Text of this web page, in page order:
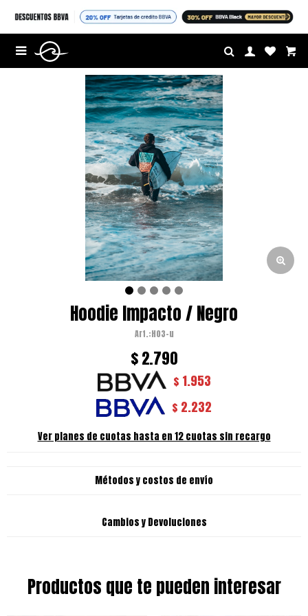


Hoodie Impacto / Negro
H03-u
$2.790
$ 1.953
$ 2.232
Ver planes de cuotas hasta en 12 cuotas sin recargo
Métodos y costos de envío
Cambios y Devoluciones
Productos que te pueden interesar